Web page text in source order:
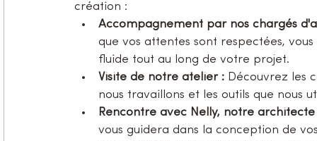
création :
Accompagnement par nos chargés
que vos attentes sont respectées,
fluide tout au long de votre projet.
Visite de notre atelier : Découvrez les
nous travaillons et les outils que nous
Rencontre avec Nelly, notre
vous guidera dans la conception de